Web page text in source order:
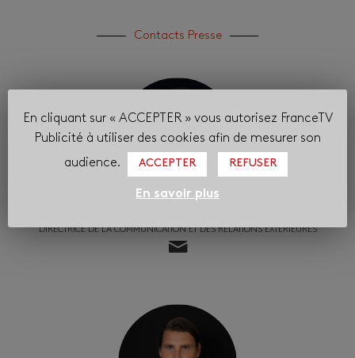
Contacts Presse
DIRECTRICE DE LA COMMUNICATION ET DES RELATIONS EXTÉRIEURES
En cliquant sur « ACCEPTER » vous autorisez FranceTV
Publicité à utiliser des cookies afin de mesurer son
audience.
ACCEPTER REFUSER
En savoir plus